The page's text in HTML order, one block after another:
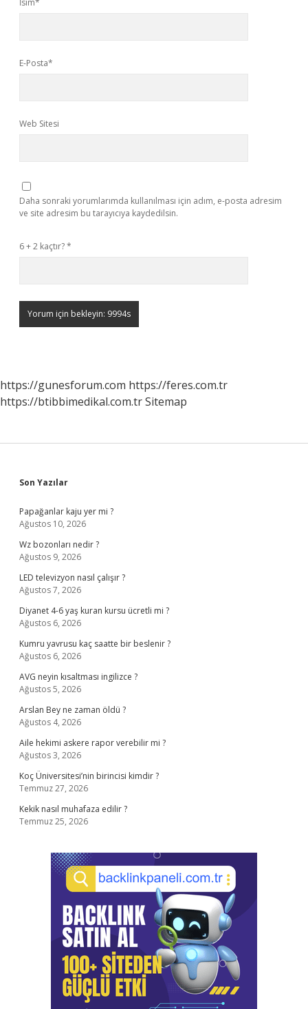
İsim*
E-Posta*
Web Sitesi
Daha sonraki yorumlarımda kullanılması için adım, e-posta adresim
ve site adresim bu tarayıcıya kaydedilsin.
6 + 2 kaçtır?*
https://gunesforum.com https://feres.com.tr
https://btibbimedikal.com.trSitemap
Sidebar
Son Yazılar
Papağanlar kaju yer mi ?
Ağustos 10, 2026
Wz bozonları nedir ?
Ağustos 9, 2026
LED televizyon nasıl çalışır ?
Ağustos 7, 2026
Diyanet 4-6 yaş kuran kursu ücretli mi ?
Ağustos 6, 2026
Kumru yavrusu kaç saatte bir beslenir ?
Ağustos 6, 2026
AVG neyin kısaltması ingilizce ?
Ağustos 5, 2026
Arslan Bey ne zaman öldü ?
Ağustos 4, 2026
Aile hekimi askere rapor verebilir mi ?
Ağustos 3, 2026
Koç Üniversitesi’nin birincisi kimdir ?
Temmuz 27, 2026
Kekik nasıl muhafaza edilir ?
Temmuz 25, 2026